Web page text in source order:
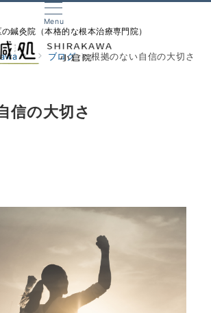
Menu
鍼灸院（本格的な根本治療専門院）
ブログ 根拠のない自信の大切さ
信の大切さ